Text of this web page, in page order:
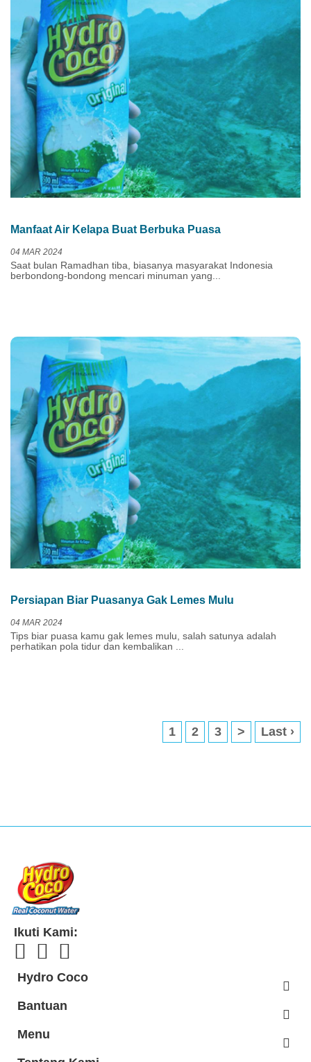
Manfaat Air Kelapa Buat Berbuka Puasa
04 MAR 2024
Saat bulan Ramadhan tiba, biasanya masyarakat Indonesia
berbondong-bondong mencari minuman yang...
Persiapan Biar Puasanya Gak Lemes Mulu
04 MAR 2024
Tips biar puasa kamu gak lemes mulu, salah satunya adalah
perhatikan pola tidur dan kembalikan ...
1(current)
2 3 > Last ›
Ikuti Kami:
Hydro Coco
Bantuan
Menu